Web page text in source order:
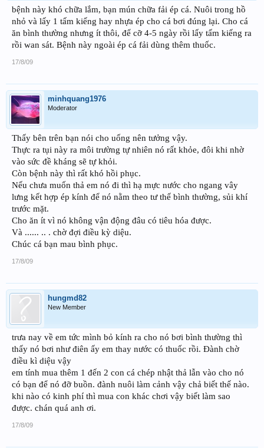
bệnh này khó chữa lắm, bạn mún chữa fải ép cá. Nuôi trong hồ
nhỏ và lấy 1 tấm kiếng hay nhựa ép cho cá bơi đúng lại. Cho cá
ăn bình thường nhưng ít thôi, để cỡ 4-5 ngày rồi lấy tấm kiếng ra
rồi wan sát. Bệnh này ngoài ép cá fải dùng thêm thuốc.
17/8/09
minhquang1976
Moderator
Thấy bên trên bạn nói cho uống nên tưởng vậy.
Thực ra tụi này ra môi trường tự nhiên nó rất khỏe, đôi khi nhờ
vào sức đề kháng sẽ tự khỏi.
Còn bệnh này thì rất khó hồi phục.
Nếu chưa muốn thả em nó đi thì hạ mực nước cho ngang vây
lưng kết hợp ép kính để nó nằm theo tư thế bình thường, sủi khí
trước mặt.
Cho ăn ít vì nó không vận động đâu có tiêu hóa được.
Và ...... .. . chờ đợi điều kỳ diệu.
Chúc cá bạn mau bình phục.
17/8/09
hungmd82
New Member
trưa nay về em tức mình bỏ kính ra cho nó bơi bình thường thì
thấy nó bơi như điên ấy em thay nước có thuốc rồi. Đành chờ
điều kì diệu vậy
em tính mua thêm 1 đến 2 con cá chép nhật thả lẫn vào cho nó
có bạn để nó đỡ buồn. đành nuôi làm cảnh vậy chả biết thế nào.
khi nào có kinh phí thì mua con khác chơi vậy biết làm sao
được. chán quá anh ơi.
17/8/09